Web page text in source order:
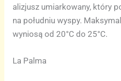
alizjusz umiarkowany, który
na południu wyspy.
wyniosą od 20°C do 25°C.
La Palma